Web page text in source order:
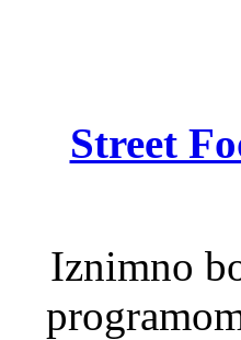
Street
Iznimno